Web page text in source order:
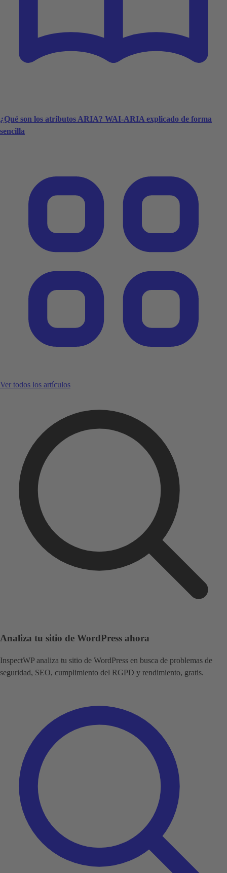
¿Qué son los atributos ARIA? WAI-ARIA explicado de forma
sencilla
Ver todos los artículos
Analiza tu sitio de WordPress ahora
InspectWP analiza tu sitio de WordPress en busca de problemas de
seguridad, SEO, cumplimiento del RGPD y rendimiento, gratis.